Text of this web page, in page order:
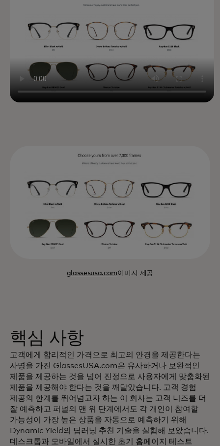
glassesusa.com이미지 제공
핵심 사항
고객에게 합리적인 가격으로 최고의 안경을 제공한다는
사명을 가진 GlassesUSA.com은 유사하거나 보완적인
제품을 제공하는 것을 넘어 진정으로 사용자에게 맞춤화된
제품을 제공해야 한다는 것을 깨달았습니다. 고객 경험
제공의 한계를 뛰어넘고자 하는 이 회사는 고객 니즈를 더
잘 예측하고 퍼널의 맨 위 단계에서도 각 개인이 참여할
가능성이 가장 높은 상품을 자동으로 예측하기 위해
Dynamic Yield의 딥러닝 추천 기술을 실험해 보았습니다.
데스크톱과 모바일에서 실시한 초기 홈페이지 테스트